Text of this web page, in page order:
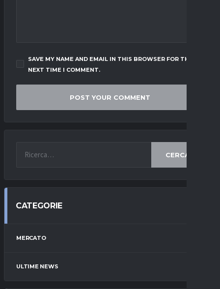
SAVE MY NAME AND EMAIL IN THIS BROWSER FOR THE
NEXT TIME I COMMENT.
CERCA
CATEGORIE
MERCATO
ULTIME NEWS